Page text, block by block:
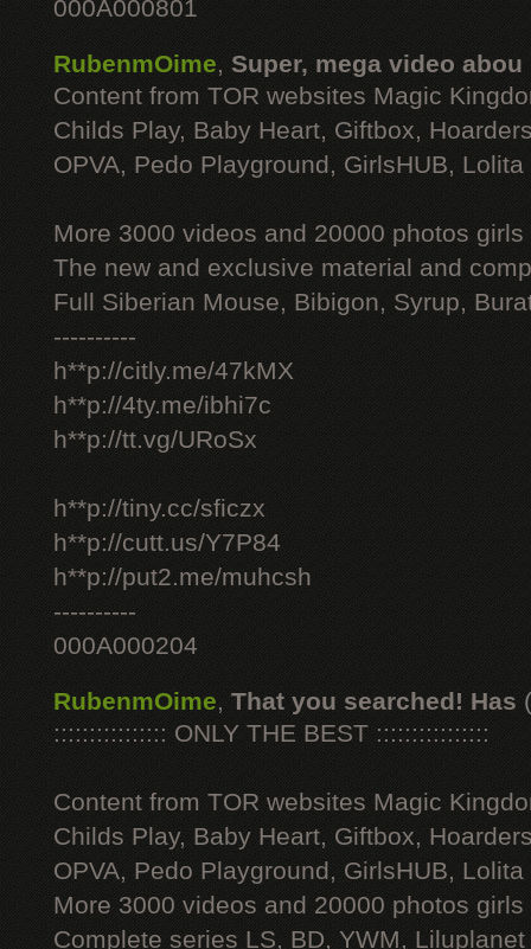
000A000801
RubenmOime, Super, mega video abou
Content from TOR websites Magic
Childs Play, Baby Heart, Giftbox,
OPVA, Pedo Playground, GirlsHUB, Lolita
More 3000 videos and 20000 photos
The new and exclusive material and
Full Siberian Mouse, Bibigon, Syrup,
----------
h**p://citly.me/47kMX
h**p://4ty.me/ibhi7c
h**p://tt.vg/URoSx
h**p://tiny.cc/sficzx
h**p://cutt.us/Y7P84
h**p://put2.me/muhcsh
----------
000A000204
RubenmOime, That you searched! Has
:::::::::::::::: ONLY THE BEST ::::::::::::::::
Content from TOR websites Magic
Childs Play, Baby Heart, Giftbox,
OPVA, Pedo Playground, GirlsHUB, Lolita
More 3000 videos and 20000 photos
Complete series LS, BD, YWM, Liluplanet